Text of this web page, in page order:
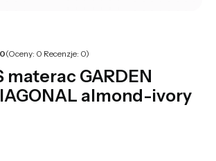
(Oceny: 0 Recenzje: 0)
materac GARDEN
almond-ivory